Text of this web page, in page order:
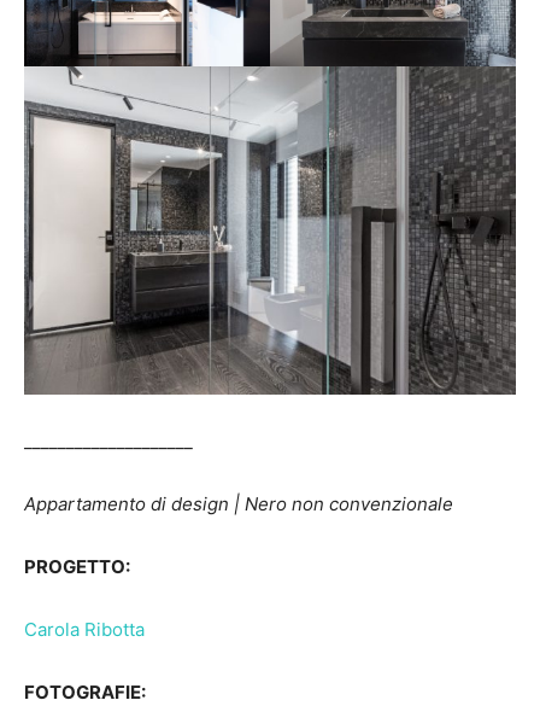
Appartamento di design | Nero non convenzionale
PROGETTO:
Carola Ribotta
FOTOGRAFIE: